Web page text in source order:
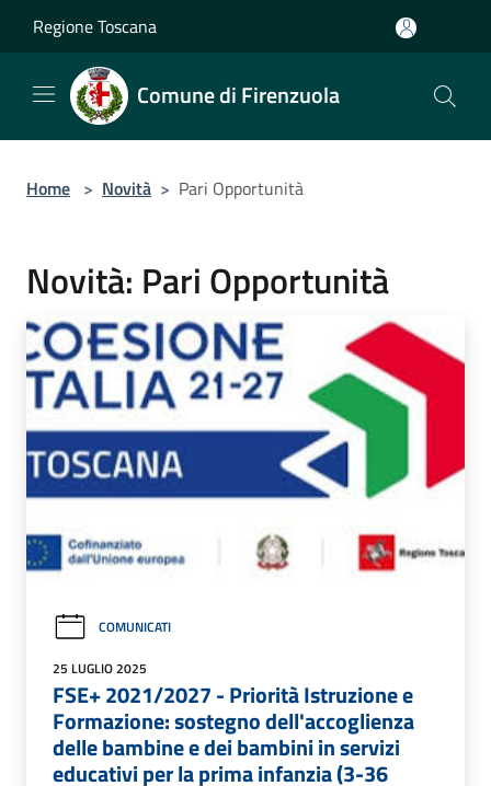
Regione Toscana
Comune di Firenzuola
Home > Novità > Pari Opportunità
Novità: Pari Opportunità
COMUNICATI
25 LUGLIO 2025
FSE+ 2021/2027 - Priorità Istruzione e
Formazione: sostegno dell'accoglienza
delle bambine e dei bambini in servizi
educativi per la prima infanzia (3-36